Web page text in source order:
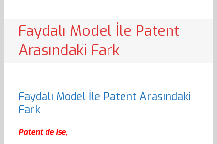
Faydalı Model İle Patent
Arasındaki Fark
Faydalı Model İle Patent Arasındaki
Fark
Patent de ise,